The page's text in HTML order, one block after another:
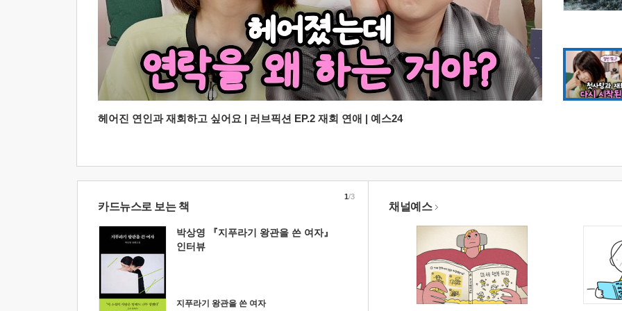
헤어진 연인과 재회하고 싶어요 | 러브픽션 EP.2 재회 연애 | 예스24
카드뉴스로 보는 책
박상영 『지푸라기 왕관을 쓴 여자』
인터뷰
지푸라기 왕관을 쓴 여자
1/3
채널예스